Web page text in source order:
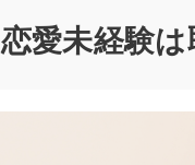
恋愛未経験